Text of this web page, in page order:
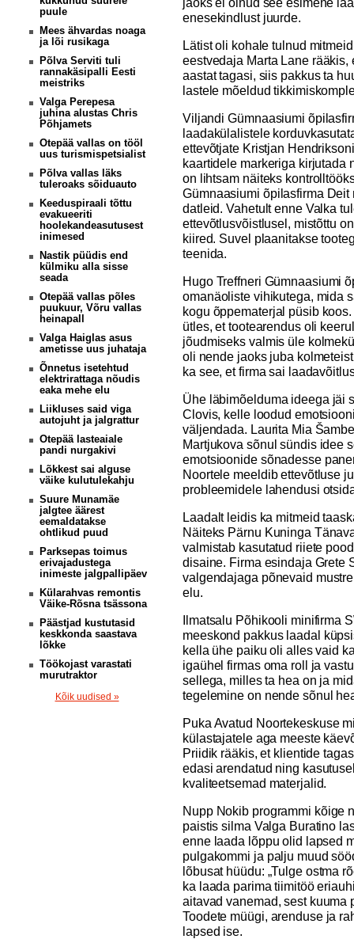
puule
Mees ähvardas noaga
ja lõi rusikaga
Põlva Serviti tuli
rannakäsipalli Eesti
meistriks
Valga Perepesa
juhina alustas Chris
Põhjamets
Otepää vallas on tööl
uus turismispetsialist
Põlva vallas läks
tuleroaks sõiduauto
Keeduspiraali tõttu
evakueeriti
hoolekandeasutusest
inimesed
Nastik püüdis end
külmiku alla sisse
seada
Otepää vallas põles
puukuur, Võru vallas
heinapall
Valga Haiglas asus
ametisse uus juhataja
Õnnetus isetehtud
elektrirattaga nõudis
eaka mehe elu
Liikluses said viga
autojuht ja jalgrattur
Otepää lasteaiale
pandi nurgakivi
Lõkkest sai alguse
väike kulutulekahju
Suure Munamäe
jalgtee äärest
eemaldatakse
ohtlikud puud
Parksepas toimus
erivajadustega
inimeste jalgpallipäev
Külarahvas remontis
Väike-Rõsna tsässona
Päästjad kustutasid
keskkonda saastava
lõkke
Töökojast varastati
murutraktor
Kõik uudised »
enesekindlust juurde.
Lätist oli kohale tulnud
eestvedaja Marta Lane
aastat tagasi, siis pakkus ta
lastele mõeldud
Viljandi Gümnaasiumi
laadakülalistele
ettevõtjate Kristjan
kaartidele markeriga kirjutada
on lihtsam näiteks
Gümnaasiumi õpilasfirma
datleid. Vahetult enne Valka
ettevõtlusvõistlusel, mistõttu
kiired. Suvel plaanitakse
teenida.
Hugo Treffneri Gümnaasiumi
omanäoliste vihikutega, mida
kogu õppematerjal püsib
ütles, et tootearendus oli
jõudmiseks valmis üle
oli nende jaoks juba
ka see, et firma sai
Ühe läbimõelduma ideega jäi
Clovis, kelle loodud
väljendada. Laurita Mia
Martjukova sõnul sündis idee
emotsioonide sõnadesse
Noortele meeldib ettevõtluse
probleemidele lahendusi
Laadalt leidis ka mitmeid
Näiteks Pärnu Kuninga
valmistab kasutatud riiete
disaine. Firma esindaja Grete
valgendajaga põnevaid
elu.
Ilmatsalu Põhikooli minifirma
meeskond pakkus laadal
kella ühe paiku oli alles vaid
igaühel firmas oma roll ja
sellega, milles ta hea on ja
tegelemine on nende sõnul
Puka Avatud Noortekeskuse
külastajatele aga meeste
Priidik rääkis, et klientide
edasi arendatud ning
kvaliteetsemad materjalid.
Nupp Nokib programmi kõige
paistis silma Valga Buratino
enne laada lõppu olid lapsed
pulgakommi ja palju muud
lõbusat hüüdu: „Tulge ostma
ka laada parima tiimitöö
aitavad vanemad, sest
Toodete müügi, arenduse ja
lapsed ise.